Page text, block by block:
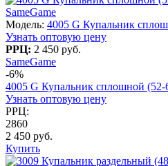
SameGame
Модель: 4005 G Купальник
Узнать оптовую цену
РРЦ: 2 450 руб.
SameGame
-6%
4005 G Купальник сплошной (52-
Узнать оптовую цену
РРЦ:
2860
2 450 руб.
Купить